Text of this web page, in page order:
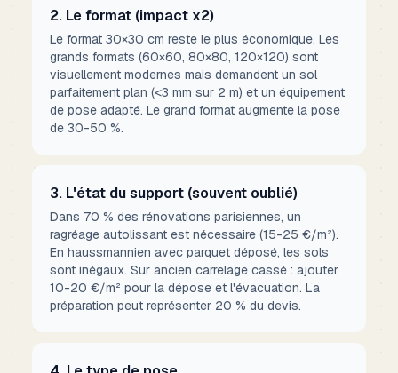
2. Le format (impact x2)
Le format 30×30 cm reste le plus économique. Les
grands formats (60×60, 80×80, 120×120) sont
visuellement modernes mais demandent un sol
parfaitement plan (<3 mm sur 2 m) et un équipement
de pose adapté. Le grand format augmente la pose
de 30-50 %.
3. L'état du support (souvent oublié)
Dans 70 % des rénovations parisiennes, un
ragréage autolissant est nécessaire (15-25 €/m²).
En haussmannien avec parquet déposé, les sols
sont inégaux. Sur ancien carrelage cassé : ajouter
10-20 €/m² pour la dépose et l'évacuation. La
préparation peut représenter 20 % du devis.